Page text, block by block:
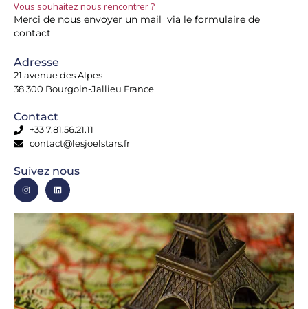
Vous souhaitez nous rencontrer ?
Merci de nous envoyer un mail via le formulaire de
contact
Adresse
21 avenue des Alpes
38 300 Bourgoin-Jallieu France
Contact
+33 7.81.56.21.11
contact@lesjoelstars.fr
Suivez nous
I
n
s
t
a
m
L
i
n
k
e
d
i
n